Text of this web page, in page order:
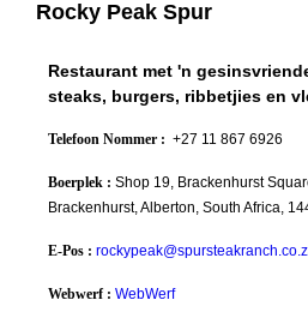
Rocky Peak Spur
Restaurant met 'n
steaks, burgers, ribbetjies en
Telefoon Nommer : +27 11 867 6926
Boerplek : Shop 19, Brackenhurst
Brackenhurst, Alberton, South Africa,
E-Pos :
Webwerf : WebWerf